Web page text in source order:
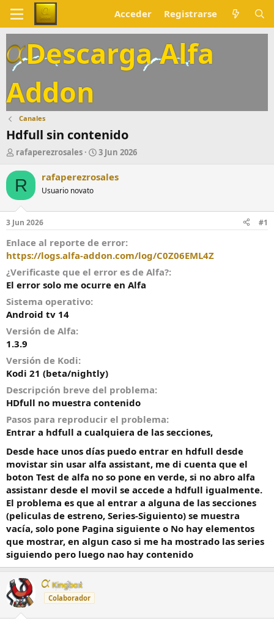
Acceder Registrarse
Descarga Alfa
Addon
Canales
Hdfull sin contenido
A
t
o
rafaperezrosales
F
c
i
n
i
c
i
o
3 Jun 2026
R rafaperezrosales
Usuario novato
3 Jun 2026 #1
Enlace al reporte de error
https://logs.alfa-addon.com/log/C0Z06EML4Z
¿Verificaste que el error es de Alfa?
El error solo me ocurre en Alfa
Sistema operativo
Android tv 14
Versión de Alfa
1.3.9
Versión de Kodi
Kodi 21 (beta/nightly)
Descripción breve del problema
HDfull no muestra contenido
Pasos para reproducir el problema
Entrar a hdfull a cualquiera de las secciones,
Desde hace unos días puedo entrar en hdfull desde
movistar sin usar alfa assistant, me di cuenta que el
boton Test de alfa no so pone en verde, si no abro alfa
assistanr desde el movil se accede a hdfull igualmente.
El problema es que al entrar a alguna de las secciones
(peliculas de estreno, Series-Siguiento) se muestra
vacía, solo pone Pagina siguiente o No hay elementos
que mostrar, en algun caso si me ha mostrado las series
siguiendo pero luego nao hay contenido
Kingbox
Colaborador